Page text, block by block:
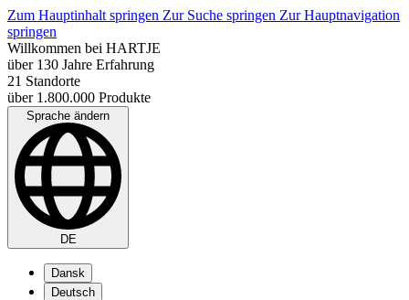
Zum Hauptinhalt springen Zur Suche springen Zur Hauptnavigation
springen
Willkommen bei HARTJE
über 130 Jahre Erfahrung
21 Standorte
über 1.800.000 Produkte
Sprache ändern
DE
Dansk
Deutsch